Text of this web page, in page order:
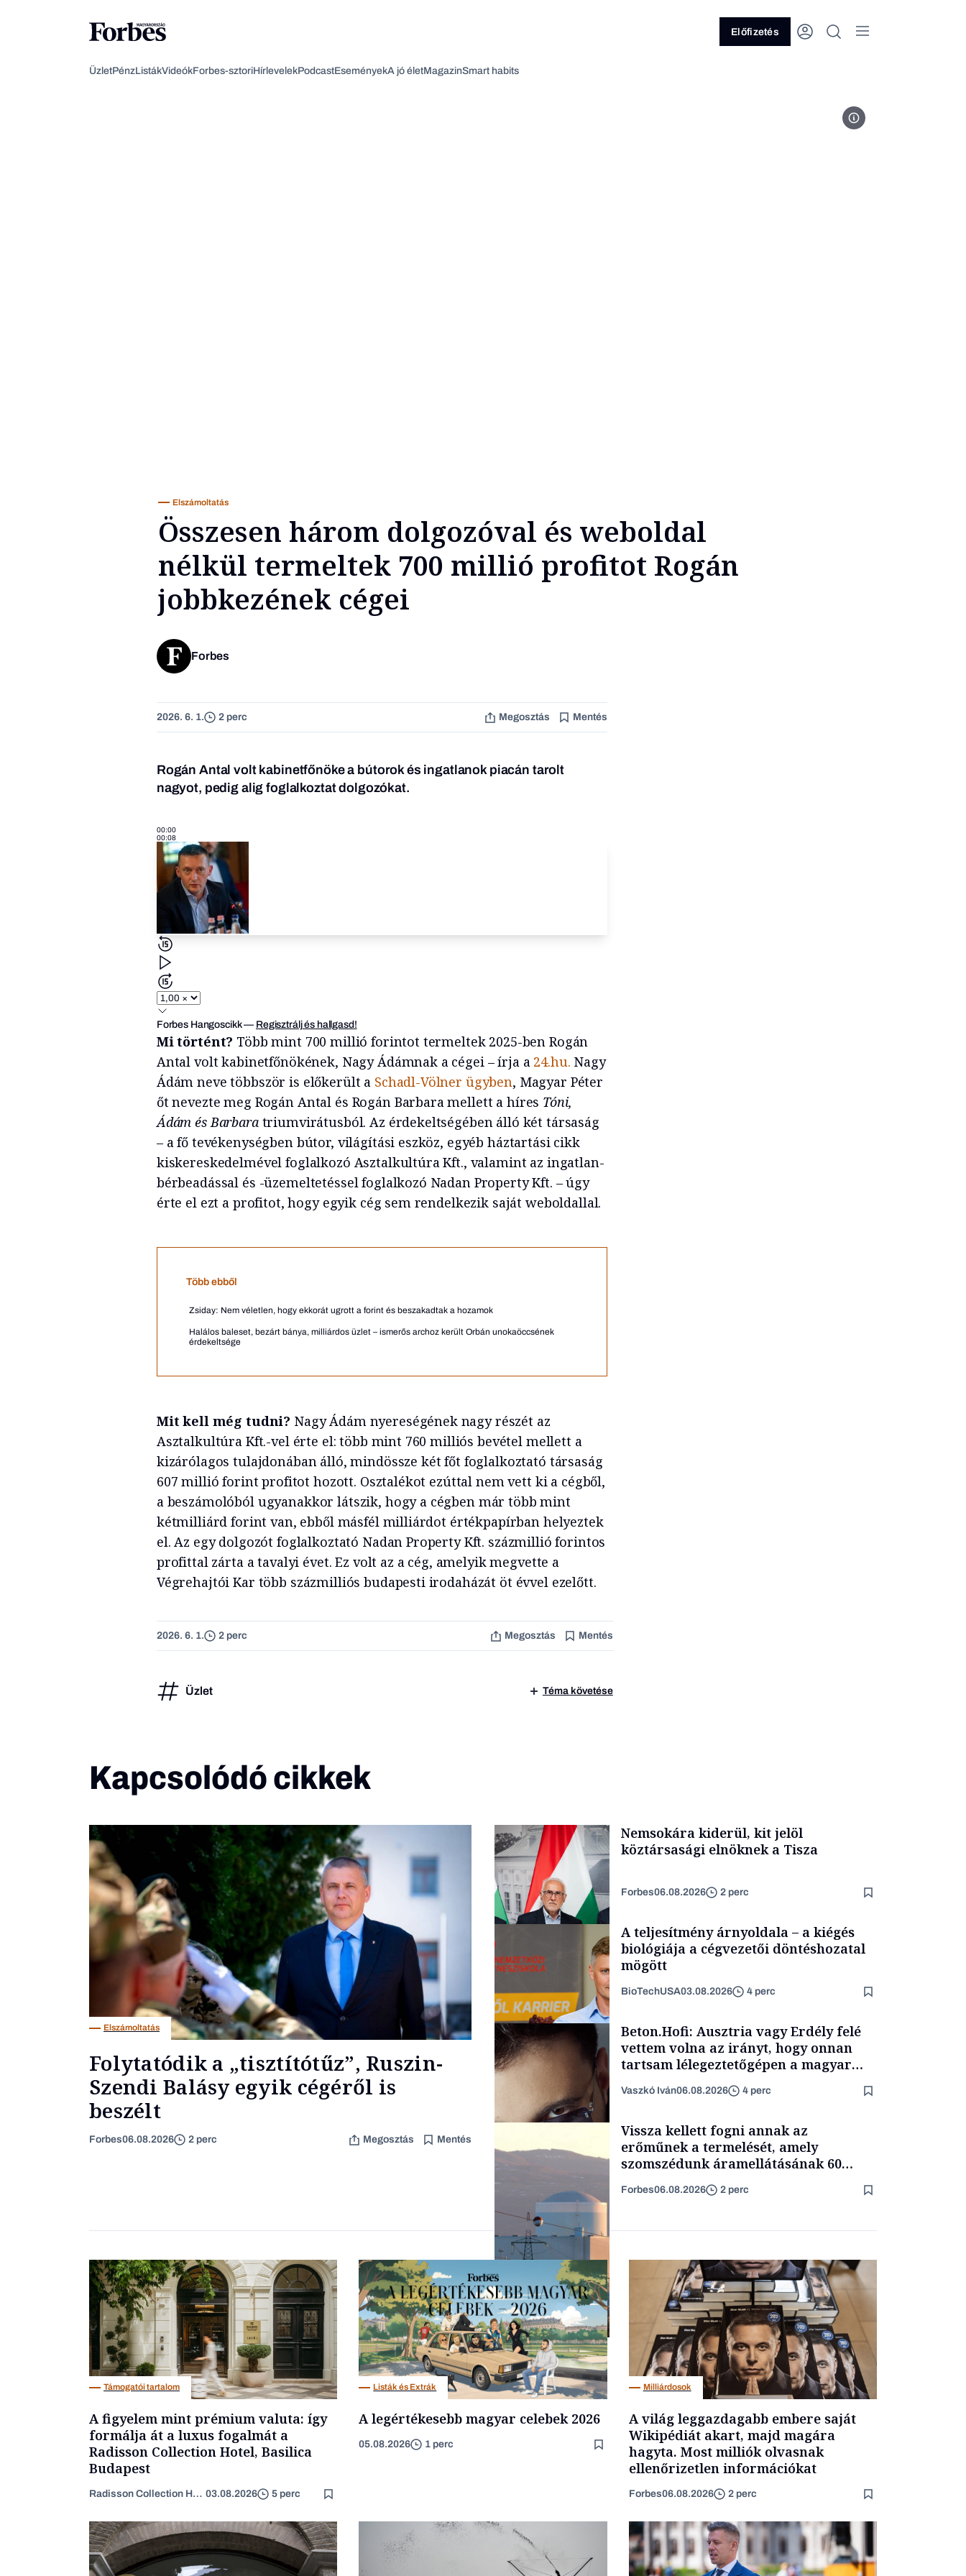
Előfizetés
ÜzletPénzListákVideókForbes-sztoriHírlevelekPodcastEseményekA jó életMagazinSmart habits
MTI/Balogh Zoltán
Elszámoltatás
Összesen három dolgozóval és weboldal
nélkül termeltek 700 millió profitot Rogán
jobbkezének cégei
Forbes
2026. 6. 1. 2 perc Megosztás Mentés
Rogán Antal volt kabinetfőnöke a bútorok és ingatlanok piacán tarolt
nagyot, pedig alig foglalkoztat dolgozókat.
00:00
00:08
Forbes Hangoscikk— Regisztrálj és hallgasd!
Mi történt? Több mint 700 millió forintot termeltek 2025-ben Rogán
Antal volt kabinetfőnökének, Nagy Ádámnak a cégei – írja a 24.hu. Nagy
Ádám neve többször is előkerült a Schadl-Völner ügyben, Magyar Péter
őt nevezte meg Rogán Antal és Rogán Barbara mellett a híres Tóni,
Ádám és Barbara triumvirátusból. Az érdekeltségében álló két társaság
– a fő tevékenységben bútor, világítási eszköz, egyéb háztartási cikk
kiskereskedelmével foglalkozó Asztalkultúra Kft., valamint az ingatlan-
bérbeadással és -üzemeltetéssel foglalkozó Nadan Property Kft. – úgy
érte el ezt a profitot, hogy egyik cég sem rendelkezik saját weboldallal.
Több ebből
Zsiday: Nem véletlen, hogy ekkorát ugrott a forint és beszakadtak a hozamok
Halálos baleset, bezárt bánya, milliárdos üzlet – ismerős archoz került Orbán unokaöccsének
érdekeltsége
Mit kell még tudni? Nagy Ádám nyereségének nagy részét az
Asztalkultúra Kft.-vel érte el: több mint 760 milliós bevétel mellett a
kizárólagos tulajdonában álló, mindössze két főt foglalkoztató társaság
607 millió forint profitot hozott. Osztalékot ezúttal nem vett ki a cégből,
a beszámolóból ugyanakkor látszik, hogy a cégben már több mint
kétmilliárd forint van, ebből másfél milliárdot értékpapírban helyeztek
el. Az egy dolgozót foglalkoztató Nadan Property Kft. százmillió forintos
profittal zárta a tavalyi évet. Ez volt az a cég, amelyik megvette a
Végrehajtói Kar több százmilliós budapesti irodaházát öt évvel ezelőtt.
2026. 6. 1. 2 perc Megosztás Mentés
Üzlet Téma követése
Kapcsolódó cikkek
Elszámoltatás
Folytatódik a „tisztítótűz”, Ruszin-
Szendi Balásy egyik cégéről is
beszélt
Forbes06.08.2026 2 perc Megosztás Mentés
Nemsokára kiderül, kit jelöl
köztársasági elnöknek a Tisza
Forbes06.08.2026 2 perc
A teljesítmény árnyoldala – a kiégés
biológiája a cégvezetői döntéshozatal
mögött
BioTechUSA03.08.2026 4 perc
Forbes-sztori
Beton.Hofi: Ausztria vagy Erdély felé
vettem volna az irányt, hogy onnan
tartsam lélegeztetőgépen a magyar
Vaszkó Iván06.08.2026 4 perc
Energia
Vissza kellett fogni annak az
erőműnek a termelését, amely
szomszédunk áramellátásának 60
Forbes06.08.2026 2 perc
Támogatói tartalom
A figyelem mint prémium valuta: így
formálja át a luxus fogalmát a
Radisson Collection Hotel, Basilica
Budapest
Radisson Collection Hotel 03.08.2026 5 perc
Listák és Extrák
A legértékesebb magyar celebek 2026
05.08.2026 1 perc
Milliárdosok
A világ leggazdagabb embere saját
Wikipédiát akart, majd magára
hagyta. Most milliók olvasnak
ellenőrizetlen információkat
Forbes06.08.2026 2 perc